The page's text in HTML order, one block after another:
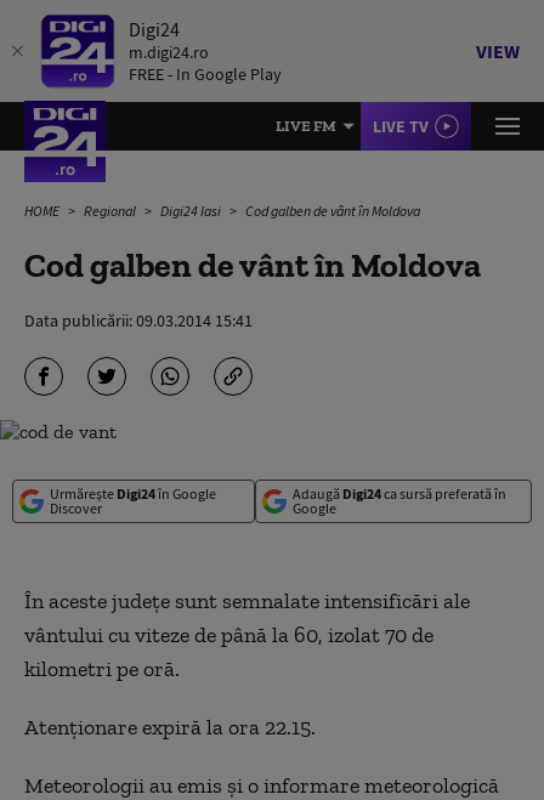
Digi24
m.digi24.ro
FREE - In Google Play
VIEW
LIVE FM LIVE TV
HOME Regional Digi24 Iasi Cod galben de vânt în Moldova
Cod galben de vânt în Moldova
Data publicării:09.03.2014 15:41
Urmărește Digi24în Google
Discover
Adaugă Digi24ca sursă preferată în
Google
În aceste județe sunt semnalate intensificări ale
vântului cu viteze de până la 60, izolat 70 de
kilometri pe oră.
Atenționare expiră la ora 22.15.
Meteorologii au emis și o informare meteorologică